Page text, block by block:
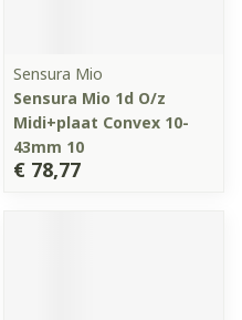
Sensura Mio
Sensura Mio 1d O/z
Midi+plaat Convex 10-
43mm 10
€ 78,77